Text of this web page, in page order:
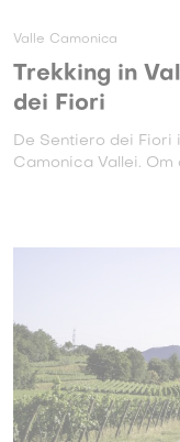
Valle Camonica
Trekking in
dei Fiori
De Sentiero dei Fiori
Camonica Vallei. Om